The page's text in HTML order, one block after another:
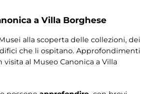
a Villa Borghese
alla scoperta delle collezioni, dei
che li ospitano. Approfondimenti
al Museo Canonica a Villa